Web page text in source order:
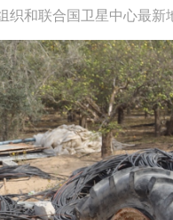
织和联合国卫星中心最